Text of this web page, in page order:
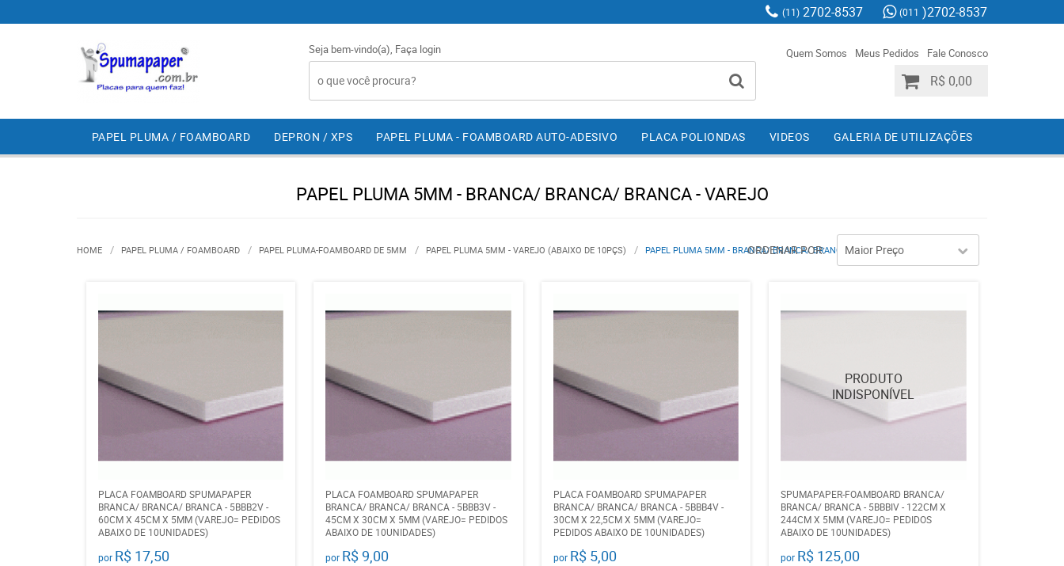
(11) 2702-8537 (011 )2702-8537
Seja bem-vindo(a), Faça login Quem Somos Meus Pedidos Fale Conosco
R$ 0,00
PAPEL PLUMA / FOAMBOARD DEPRON / XPS PAPEL PLUMA - FOAMBOARD AUTO-ADESIVO PLACA POLIONDAS VIDEOS GALERIA DE UTILIZAÇÕES
PAPEL PLUMA 5MM - BRANCA/ BRANCA/ BRANCA - VAREJO
HOME PAPEL PLUMA / FOAMBOARD PAPEL PLUMA-FOAMBOARD DE 5MM PAPEL PLUMA 5MM - VAREJO (ABAIXO DE 10PÇS) PAPEL PLUMA 5MM - BRANCA/ BRANCA/ BRANCA - VAREJO
ORDENAR POR Maior Preço
PLACA FOAMBOARD SPUMAPAPER
BRANCA/ BRANCA/ BRANCA - 5BBB2V -
60CM X 45CM X 5MM (VAREJO= PEDIDOS
ABAIXO DE 10UNIDADES)
por R$ 17,50
PLACA FOAMBOARD SPUMAPAPER
BRANCA/ BRANCA/ BRANCA - 5BBB3V -
45CM X 30CM X 5MM (VAREJO= PEDIDOS
ABAIXO DE 10UNIDADES)
por R$ 9,00
PLACA FOAMBOARD SPUMAPAPER
BRANCA/ BRANCA/ BRANCA - 5BBB4V -
30CM X 22,5CM X 5MM (VAREJO=
PEDIDOS ABAIXO DE 10UNIDADES)
por R$ 5,00
SPUMAPAPER-FOAMBOARD BRANCA/
BRANCA/ BRANCA - 5BBBIV - 122CM X
244CM X 5MM (VAREJO= PEDIDOS
ABAIXO DE 10UNIDADES)
por R$ 125,00